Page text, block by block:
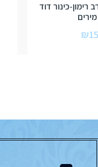
כינור דוד
₪